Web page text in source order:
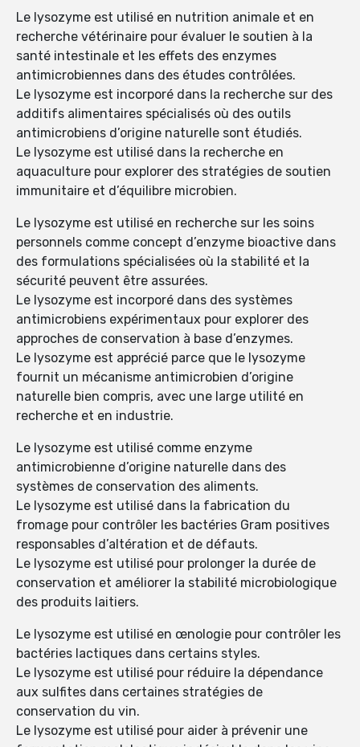
Le lysozyme est utilisé en nutrition animale et en
recherche vétérinaire pour évaluer le soutien à la
santé intestinale et les effets des enzymes
antimicrobiennes dans des études contrôlées.
Le lysozyme est incorporé dans la recherche sur des
additifs alimentaires spécialisés où des outils
antimicrobiens d’origine naturelle sont étudiés.
Le lysozyme est utilisé dans la recherche en
aquaculture pour explorer des stratégies de soutien
immunitaire et d’équilibre microbien.
Le lysozyme est utilisé en recherche sur les soins
personnels comme concept d’enzyme bioactive dans
des formulations spécialisées où la stabilité et la
sécurité peuvent être assurées.
Le lysozyme est incorporé dans des systèmes
antimicrobiens expérimentaux pour explorer des
approches de conservation à base d’enzymes.
Le lysozyme est apprécié parce que le lysozyme
fournit un mécanisme antimicrobien d’origine
naturelle bien compris, avec une large utilité en
recherche et en industrie.
Le lysozyme est utilisé comme enzyme
antimicrobienne d’origine naturelle dans des
systèmes de conservation des aliments.
Le lysozyme est utilisé dans la fabrication du
fromage pour contrôler les bactéries Gram positives
responsables d’altération et de défauts.
Le lysozyme est utilisé pour prolonger la durée de
conservation et améliorer la stabilité microbiologique
des produits laitiers.
Le lysozyme est utilisé en œnologie pour contrôler les
bactéries lactiques dans certains styles.
Le lysozyme est utilisé pour réduire la dépendance
aux sulfites dans certaines stratégies de
conservation du vin.
Le lysozyme est utilisé pour aider à prévenir une